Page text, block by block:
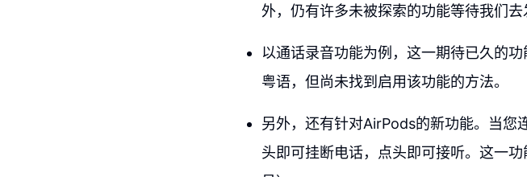
外，仍有许多未被探索的功能等待我们去
以通话录音功能为例，这一期待已久的
粤语，但尚未找到启用该功能的方法。
另外，还有针对AirPods的新功能。当您
头即可挂断电话，点头即可接听。这一